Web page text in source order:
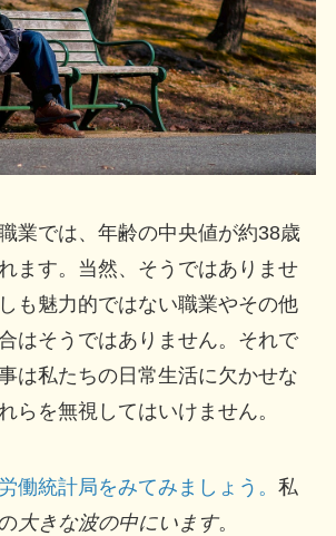
業では、年齢の中央値が約38歳
ます。当然、そうではありませ
も魅力的ではない職業やその他
はそうではありません。それで
は私たちの日常生活に欠かせな
らを無視してはいけません。
働統計局をみてみましょう。 私
大きな波の中にいます。